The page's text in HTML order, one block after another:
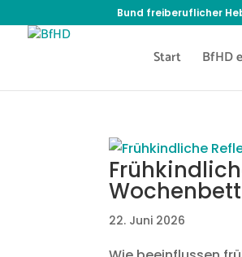
Bund freiberuflicher
Start BfHD
Wochenbett
22. Juni 2026